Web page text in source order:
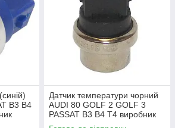
B3 B4
Датчик температури чорний
AUDI 80 GOLF 2 GOLF 3
PASSAT B3 B4 T4 виробник
TOPRAN Німеччина